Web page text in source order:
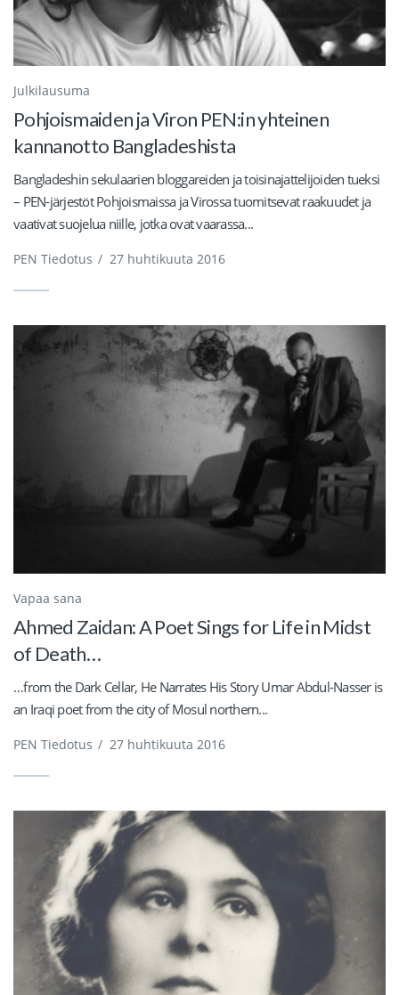
Julkilausuma
Pohjoismaiden ja Viron PEN:in yhteinen
kannanotto Bangladeshista
Bangladeshin sekulaarien bloggareiden ja toisinajattelijoiden tueksi
– PEN-järjestöt Pohjoismaissa ja Virossa tuomitsevat raakuudet ja
vaativat suojelua niille, jotka ovat vaarassa...
PEN Tiedotus / 27 huhtikuuta 2016
Vapaa sana
Ahmed Zaidan: A Poet Sings for Life in Midst
of Death…
…from the Dark Cellar, He Narrates His Story Umar Abdul-Nasser is
an Iraqi poet from the city of Mosul northern...
PEN Tiedotus / 27 huhtikuuta 2016